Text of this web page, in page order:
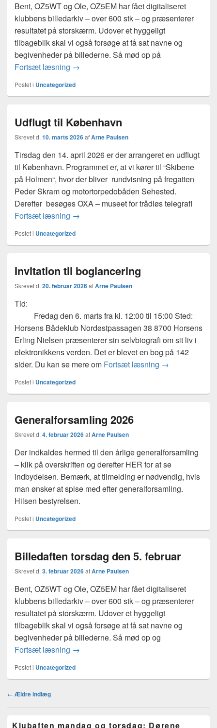
Bent, OZ5WT og Ole, OZ5EM har fået digitaliseret
klubbens billedarkiv – over 600 stk – og præsenterer
resultatet på storskærm. Udover et hyggeligt
tilbageblik skal vi også forsøge at få sat navne og
begivenheder på billederne. Så mød op på
Fortsæt læsning Billedaften torsdag den 12. marts.
→
Postet i Uncategorized
Udflugt til København
Skrevet d. 10. marts 2026afArne Paulsen
Tirsdag den 14. april 2026 er der arrangeret en udflugt
til København. Programmet er, at vi kører til “Skibene
på Holmen“, hvor der bliver rundvisning på fregatten
Peder Skram og motortorpedobåden Sehested.
Derefter besøges OXA – museet for trådløs telegrafi
Fortsæt læsning Udflugt til København
→
Postet i Uncategorized
Invitation til boglancering
Skrevet d. 20. februar 2026afArne Paulsen
Tid:
Fredag den 6. marts fra kl. 12:00 til 15:00 Sted:
Horsens Bådeklub Nordøstpassagen 38 8700 Horsens
Erling Nielsen præsenterer sin selvbiografi om sit liv i
elektronikkens verden. Det er blevet en bog på 142
sider. Du kan se mere om Fortsæt læsning Invitation til
→
Postet i Uncategorized
Generalforsamling 2026
Skrevet d. 4. februar 2026afArne Paulsen
Der indkaldes hermed til den årlige generalforsamling
– klik på overskriften og derefter HER for at se
indbydelsen. Bemærk, at tilmelding er nødvendig, hvis
man ønsker at spise med efter generalforsamling.
Hilsen bestyrelsen.
Postet i Uncategorized
Billedaften torsdag den 5. februar
Skrevet d. 3. februar 2026afArne Paulsen
Bent, OZ5WT og Ole, OZ5EM har fået digitaliseret
klubbens billedarkiv – over 600 stk – og præsenterer
resultatet på storskærm. Udover et hyggeligt
tilbageblik skal vi også forsøge at få sat navne og
begivenheder på billederne. Så mød op og
Fortsæt læsning Billedaften torsdag den 5. februar
→
Postet i Uncategorized
Indlægsnavigation
← Ældre indlæg
Klubaften mandag og torsdag: Dørene